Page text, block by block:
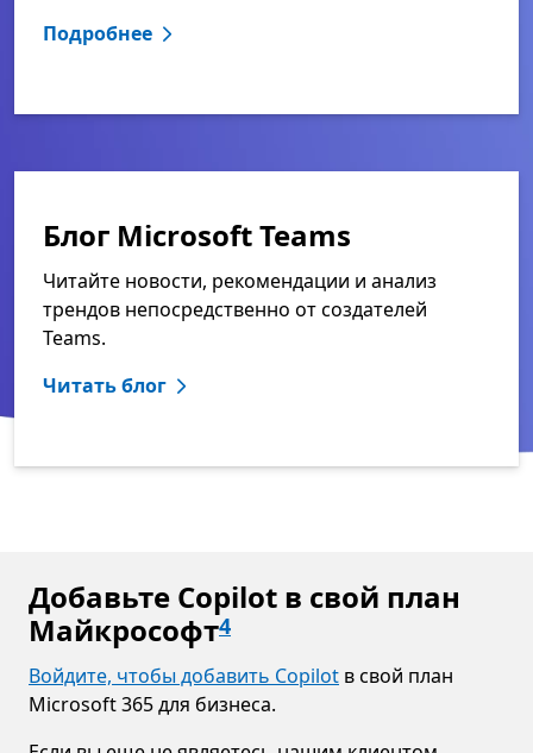
Подробнее
Блог Microsoft Teams
Читайте новости, рекомендации и анализ
трендов непосредственно от создателей
Teams.
Читать блог
Добавьте Copilot в свой план
Майкрософт4
Войдите, чтобы добавить Copilot в свой план
Microsoft 365 для бизнеса.